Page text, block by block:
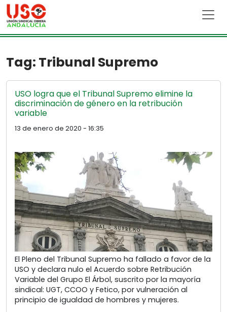
Skip to main content
Tag: Tribunal Supremo
USO logra que el Tribunal Supremo elimine la
discriminación de género en la retribución
variable
13 de enero de 2020 - 16:35
El Pleno del Tribunal Supremo ha fallado a favor de la
USO y declara nulo el Acuerdo sobre Retribución
Variable del Grupo El Árbol, suscrito por la mayoría
sindical: UGT, CCOO y Fetico, por vulneración al
principio de igualdad de hombres y mujeres.